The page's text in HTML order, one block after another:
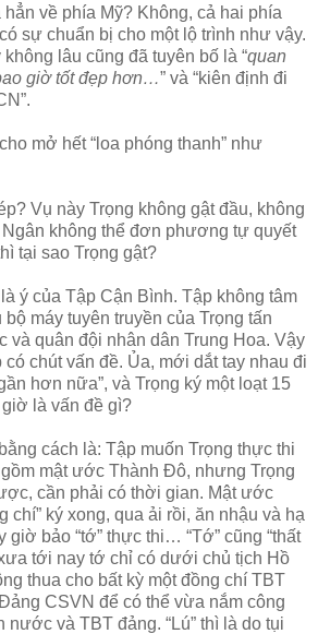
hẳn về phía Mỹ? Không, cả hai phía
sự chuẩn bị cho một lộ trình như vậy.
lâu cũng đã tuyên bố là “quan
giờ tốt đẹp hơn…” và “kiên định đi
mở hết “loa phóng thanh” như
Vụ này Trọng không gật đầu, không
không thể đơn phương tự quyết
tại sao Trọng gật?
ý của Tập Cận Bình. Tập không tâm
máy tuyên truyền của Trọng tấn
và quân đội nhân dân Trung Hoa. Vậy
có chút vấn đề. Ủa, mới dắt tay nhau đi
hơn nữa”, và Trọng ký một loạt 15
là vấn đề gì?
cách là: Tập muốn Trọng thực thi
mật ước Thành Đô, nhưng Trọng
cần phải có thời gian. Mật ước
chí” ký xong, qua ải rồi, ăn nhậu và hạ
giờ bảo “tớ” thực thi… “Tớ” cũng “thất
tới nay tớ chỉ có dưới chủ tịch Hồ
thua cho bất kỳ một đồng chí TBT
CSVN để có thể vừa nắm công
nước và TBT đảng. “Lú” thì là do tụi